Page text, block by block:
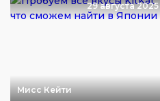
29 августа 2025
Мисс Кейти